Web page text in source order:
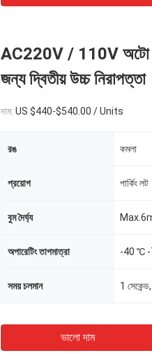
AC220V / 110V অটো
জন্য দ্বিতীয় উচ্চ নিরাপত্তা
দাম: US $440-$540.00 / Units
রঙ কমলা
প্রয়োগ পার্কিং লট
বুম দৈর্ঘ্য
অপারেটিং তাপমাত্রা -40 ℃
সময় চলমান 1
ভালো দাম